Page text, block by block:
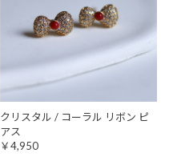
クリスタル / コーラル リボン ピ
アス
￥4,950